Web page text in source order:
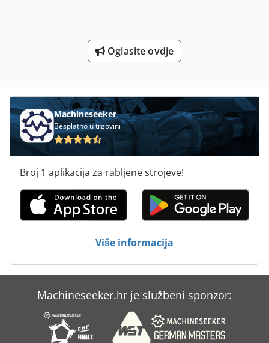
Univerzalni Stroj Za Savijanje
Oglasite ovdje
Machineseeker
Besplatno u trgovini
Broj 1 aplikacija za rabljene strojeve!
Više informacija
Machineseeker.hr je službeni sponzor: